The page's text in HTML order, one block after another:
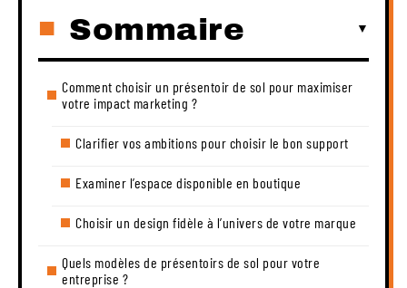
Sommaire
Comment choisir un présentoir de sol pour maximiser
votre impact marketing ?
Clarifier vos ambitions pour choisir le bon support
Examiner l’espace disponible en boutique
Choisir un design fidèle à l’univers de votre marque
Quels modèles de présentoirs de sol pour votre
entreprise ?